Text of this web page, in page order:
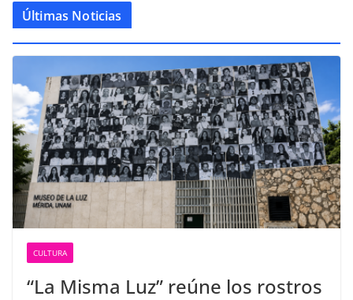
Últimas Noticias
CULTURA
“La Misma Luz” reúne los rostros